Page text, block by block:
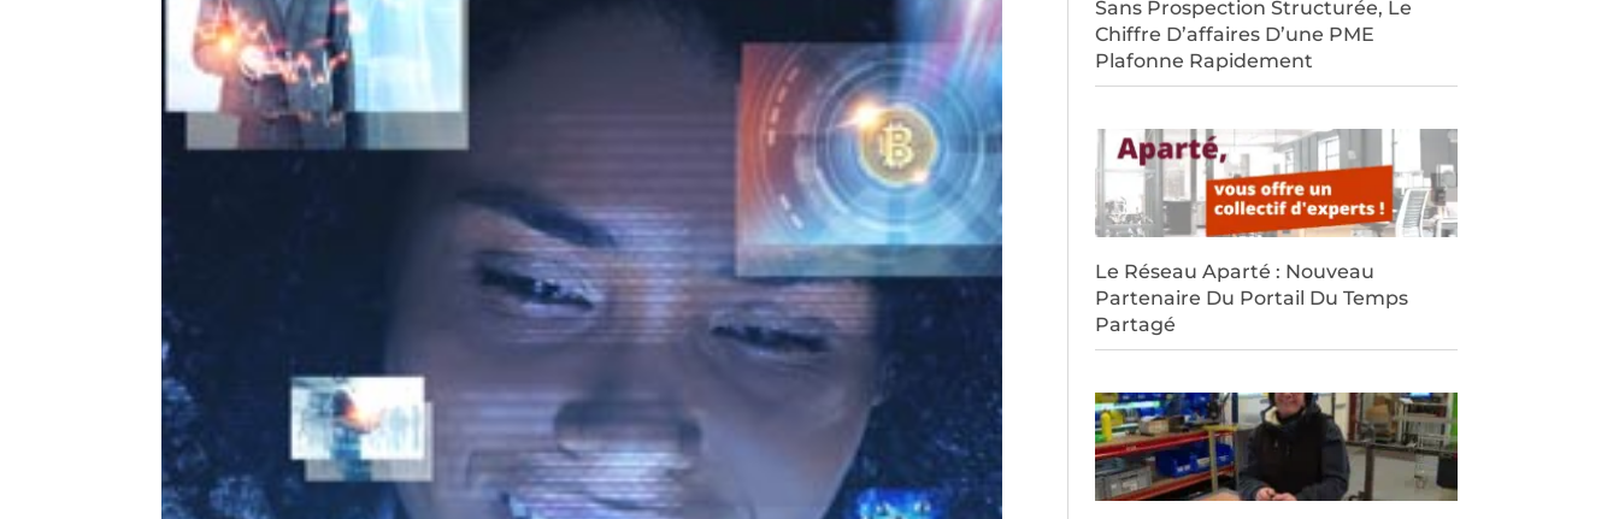
Sans Prospection Structurée, Le
Chiffre D’affaires D’une PME
Plafonne Rapidement
Le Réseau Aparté : Nouveau
Partenaire Du Portail Du Temps
Partagé